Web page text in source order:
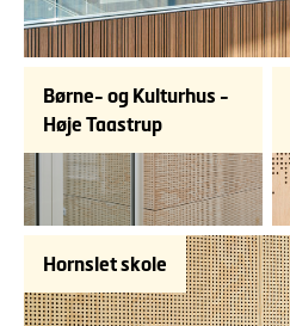
Børne- og Kulturhus -
Høje Taastrup
Hornslet skole